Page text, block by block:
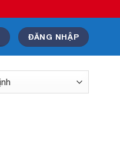
ĐĂNG NHẬP